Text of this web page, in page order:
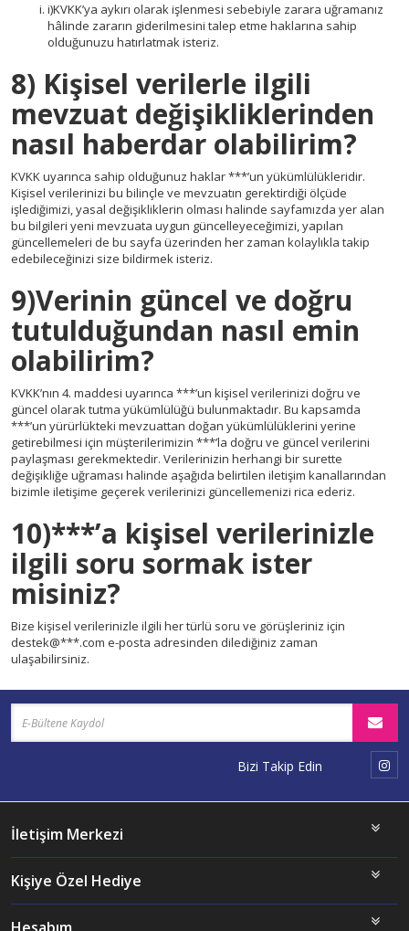
i)KVKK’ya aykırı olarak işlenmesi sebebiyle zarara uğramanız
hâlinde zararın giderilmesini talep etme haklarına sahip
olduğunuzu hatırlatmak isteriz.
8) Kişisel verilerle ilgili
mevzuat değişikliklerinden
nasıl haberdar olabilirim?
KVKK uyarınca sahip olduğunuz haklar ***’un yükümlülükleridir.
Kişisel verilerinizi bu bilinçle ve mevzuatın gerektirdiği ölçüde
işlediğimizi, yasal değişikliklerin olması halinde sayfamızda yer alan
bu bilgileri yeni mevzuata uygun güncelleyeceğimizi, yapılan
güncellemeleri de bu sayfa üzerinden her zaman kolaylıkla takip
edebileceğinizi size bildirmek isteriz.
9)Verinin güncel ve doğru
tutulduğundan nasıl emin
olabilirim?
KVKK’nın 4. maddesi uyarınca ***’un kişisel verilerinizi doğru ve
güncel olarak tutma yükümlülüğü bulunmaktadır. Bu kapsamda
***’un yürürlükteki mevzuattan doğan yükümlülüklerini yerine
getirebilmesi için müşterilerimizin ***’la doğru ve güncel verilerini
paylaşması gerekmektedir. Verilerinizin herhangi bir surette
değişikliğe uğraması halinde aşağıda belirtilen iletişim kanallarından
bizimle iletişime geçerek verilerinizi güncellemenizi rica ederiz.
10)***’a kişisel verilerinizle
ilgili soru sormak ister
misiniz?
Bize kişisel verilerinizle ilgili her türlü soru ve görüşleriniz için
destek@***.com e-posta adresinden dilediğiniz zaman
ulaşabilirsiniz.
Bizi Takip Edin
İletişim Merkezi
Kişiye Özel Hediye